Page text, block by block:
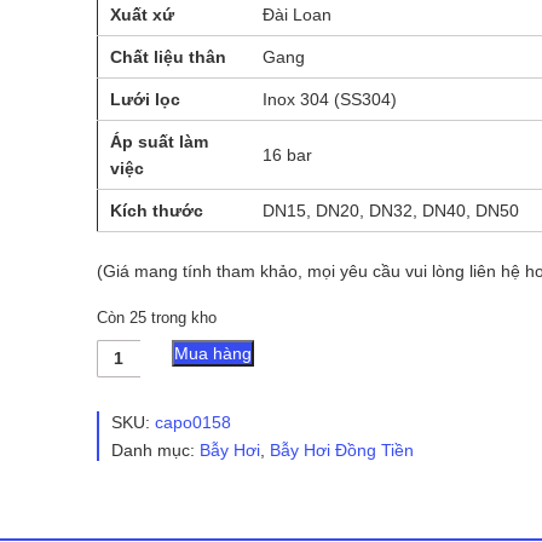
Xuất xứ Đài Loan
Chất liệu thân Gang
Lưới lọc Inox 304 (SS304)
Áp suất làm
việc
16 bar
Kích thước DN15, DN20, DN32, DN40, DN50
(Giá mang tính tham khảo, mọi yêu cầu vui lòng liên hệ
Còn 25 trong kho
Bẫy
tiền
nối
Mua hàng
SKU: capo0158
Danh mục: Bẫy Hơi, Bẫy Hơi Đồng Tiền